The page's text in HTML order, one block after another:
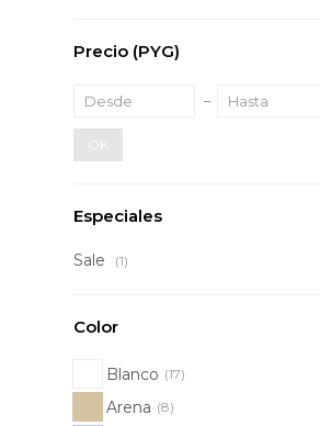
Precio (PYG)
OK
Especiales
Sale (1)
Color
Blanco (17)
Arena (8)